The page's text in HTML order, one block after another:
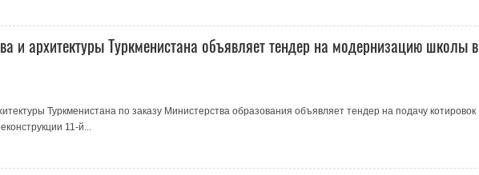
и архитектуры Туркменистана объявляет тендер на модернизацию школы в
Туркменистана по заказу Министерства образования объявляет тендер на подачу котировок
11-й...